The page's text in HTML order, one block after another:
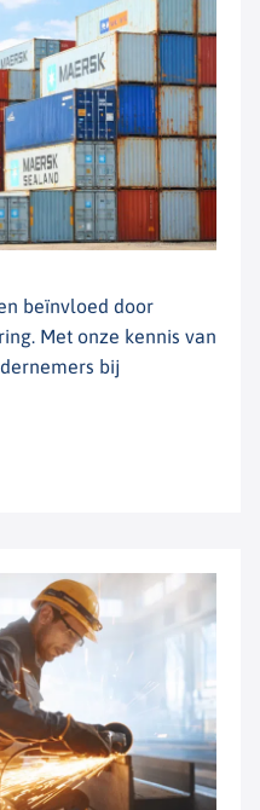
beïnvloed door
Met onze kennis van
bij